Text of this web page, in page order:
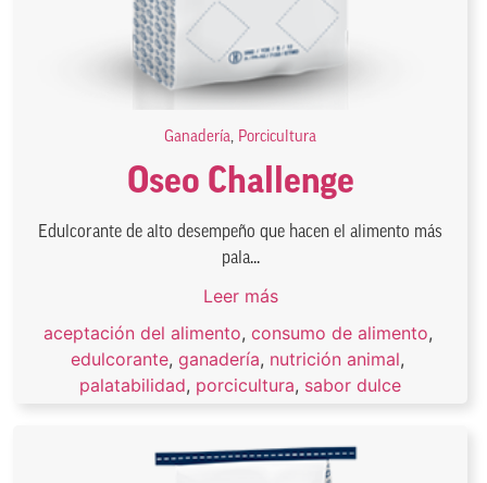
Ganadería, Porcicultura
Oseo Challenge
Edulcorante de alto desempeño que hacen el alimento más
pala...
Leer más
aceptación del alimento, consumo de alimento,
edulcorante, ganadería, nutrición animal,
palatabilidad, porcicultura, sabor dulce